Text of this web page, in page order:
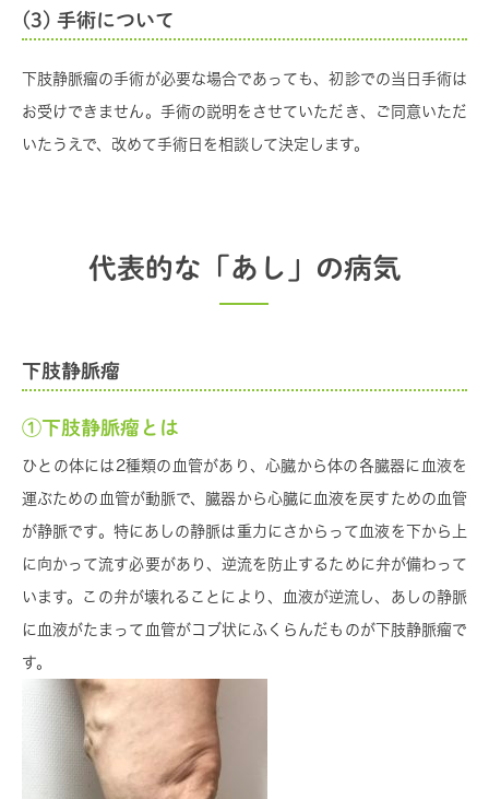
(3) 手術について
下肢静脈瘤の手術が必要な場合であっても、初診での当日手術は
お受けできません。手術の説明をさせていただき、ご同意いただ
いたうえで、改めて手術日を相談して決定します。
代表的な「あし」の病気
下肢静脈瘤
①下肢静脈瘤とは
ひとの体には2種類の血管があり、心臓から体の各臓器に血液を
運ぶための血管が動脈で、臓器から心臓に血液を戻すための血管
が静脈です。特にあしの静脈は重力にさからって血液を下から上
に向かって流す必要があり、逆流を防止するために弁が備わって
います。この弁が壊れることにより、血液が逆流し、あしの静脈
に血液がたまって血管がコブ状にふくらんだものが下肢静脈瘤で
す。